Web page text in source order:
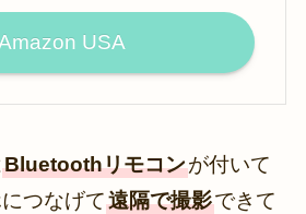
USA
Bluetoothリモコンが付いて
つなげて遠隔で撮影できて